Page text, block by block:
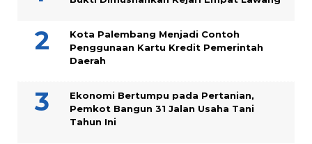
Kota Palembang Menjadi Contoh
Penggunaan Kartu Kredit Pemerintah
Daerah
Ekonomi Bertumpu pada Pertanian,
Pemkot Bangun 31 Jalan Usaha Tani
Tahun Ini